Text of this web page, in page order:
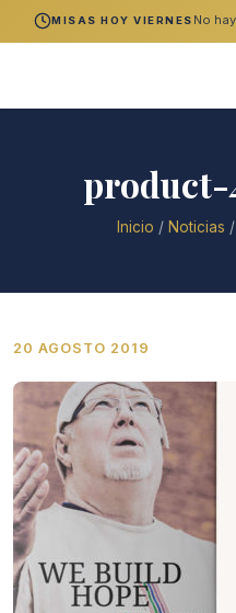
MISAS HOY VIERNES No
Inicio / Noticias /
20 AGOSTO 2019